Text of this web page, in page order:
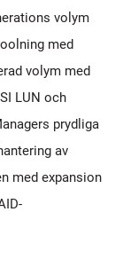
volym
med
volym med
LUN och
prydliga
av
med expansion